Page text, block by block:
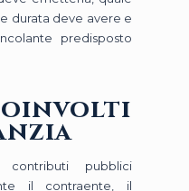
durata deve avere e
predisposto
pubblici
il contraente, il